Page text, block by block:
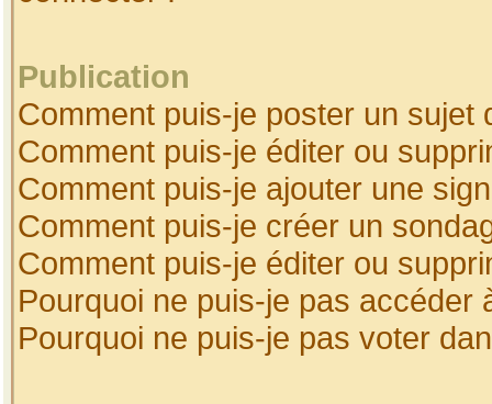
Publication
Comment puis-je poster un sujet
Comment puis-je éditer ou
Comment puis-je ajouter une
Comment puis-je créer un
Comment puis-je éditer ou
Pourquoi ne puis-je pas accéder
Pourquoi ne puis-je pas voter